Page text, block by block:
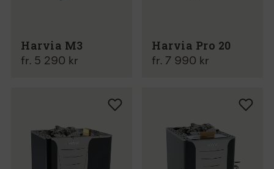
Harvia M3
fr. 5 290 kr
Harvia Pro 20
fr. 7 990 kr